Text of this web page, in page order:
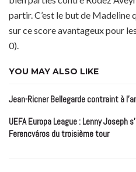
partir. C’est le but de
sur ce score avantageux pour
0).
YOU MAY ALSO LIKE
Jean-Ricner Bellegarde contraint à
UEFA Europa League : Lenny Joseph
Ferencváros du troisième tour